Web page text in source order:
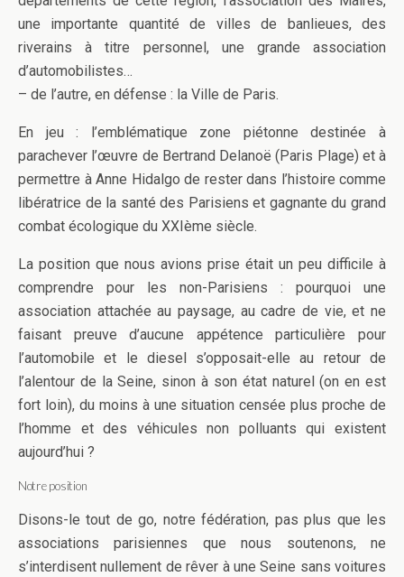
une importante quantité de villes de banlieues, des
riverains à titre personnel, une grande association
d’automobilistes…
– de l’autre, en défense : la Ville de Paris.
En jeu : l’emblématique zone piétonne destinée à
parachever l’œuvre de Bertrand Delanoë (Paris Plage) et à
permettre à Anne Hidalgo de rester dans l’histoire comme
libératrice de la santé des Parisiens et gagnante du grand
combat écologique du XXIème siècle.
La position que nous avions prise était un peu difficile à
comprendre pour les non-Parisiens : pourquoi une
association attachée au paysage, au cadre de vie, et ne
faisant preuve d’aucune appétence particulière pour
l’automobile et le diesel s’opposait-elle au retour de
l’alentour de la Seine, sinon à son état naturel (on en est
fort loin), du moins à une situation censée plus proche de
l’homme et des véhicules non polluants qui existent
aujourd’hui ?
Notre position
Disons-le tout de go, notre fédération, pas plus que les
associations parisiennes que nous soutenons, ne
s’interdisent nullement de rêver à une Seine sans voitures